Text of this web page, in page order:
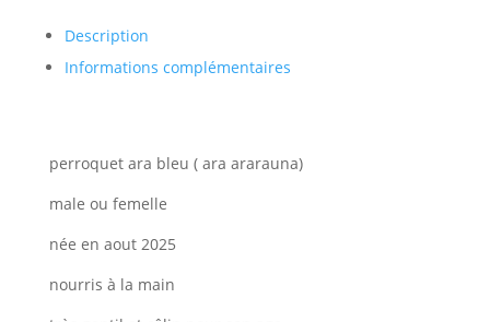
Description
Informations complémentaires
perroquet ara bleu ( ara ararauna)
male ou femelle
née en aout 2025
nourris à la main